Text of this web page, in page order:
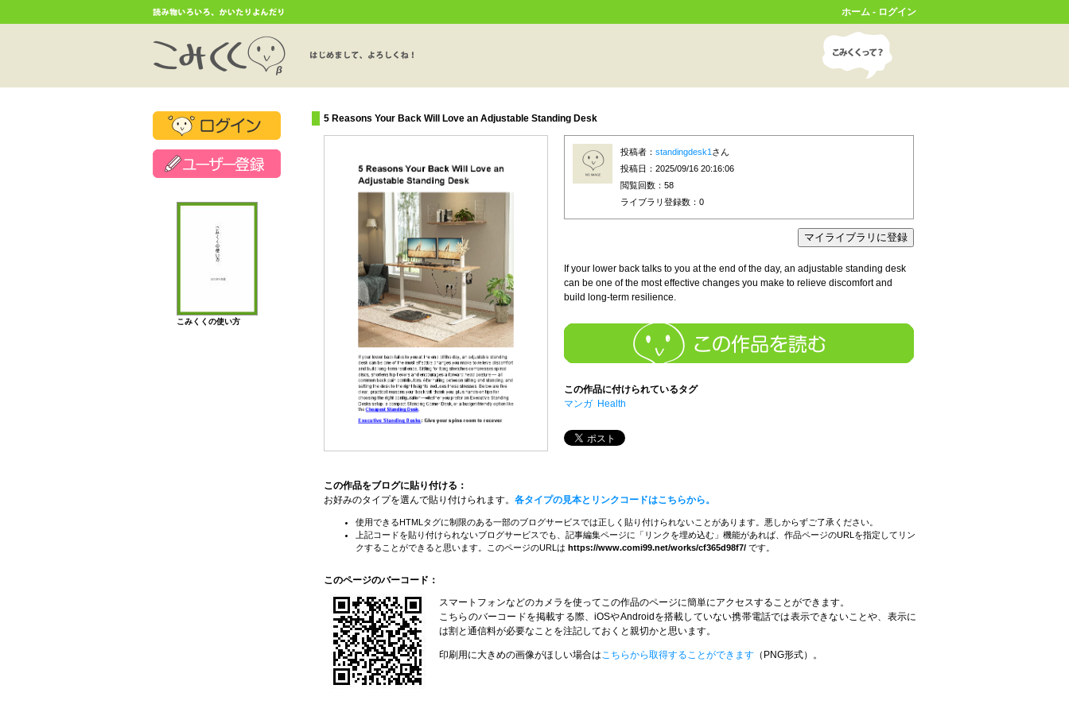
ホーム - ログイン
こみくくの使い方
5 Reasons Your Back Will Love an Adjustable Standing Desk
投稿者： standingdesk1 さん
投稿日：2025/09/16 20:16:06
閲覧回数：58
ライブラリ登録数： 0
If your lower back talks to you at the end of the day, an adjustable standing desk
can be one of the most effective changes you make to relieve discomfort and
build long-term resilience.
この作品に付けられているタグ
マンガ Health
この作品をブログに貼り付ける：
お好みのタイプを選んで貼り付けられます。 各タイプの見本とリンクコードはこちらから。
使用できるHTMLタグに制限のある一部のブログサービスでは正しく貼り付けられないことがあります。悪しからずご了承ください。
上記コードを貼り付けられないブログサービスでも、記事編集ページに「リンクを埋め込む」機能があれば、作品ページのURLを指定してリン
クすることができると思います。このページのURLは https://www.comi99.net/works/cf365d98f7/ です。
このページのバーコード：
スマートフォンなどのカメラを使ってこの作品のページに簡単にアクセスすることができます。
こちらのバーコードを掲載する際、iOSやAndroidを搭載していない携帯電話では表示できないことや、表示に
は割と通信料が必要なことを注記しておくと親切かと思います。
印刷用に大きめの画像がほしい場合は こちらから取得することができます （PNG形式）。